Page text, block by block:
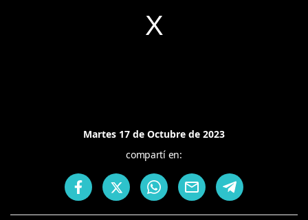
Martes 17 de Octubre de 2023
compartí en: